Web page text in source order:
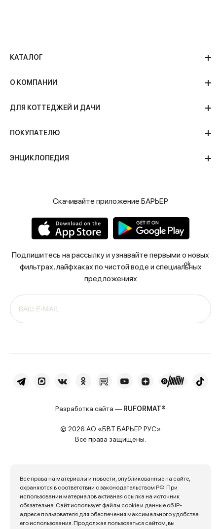
КАТАЛОГ
О КОМПАНИИ
ДЛЯ КОТТЕДЖЕЙ И ДАЧИ
ПОКУПАТЕЛЮ
ЭНЦИКЛОПЕДИЯ
Скачивайте приложение БАРЬЕР
Подпишитесь на рассылку и узнавайте первыми о новых
фильтрах, лайфхаках по чистой воде и специальных
предложениях
ok
Разработка сайта — RUFORMAT®
© 2026 АО «БВТ БАРЬЕР РУС»
Все права защищены.
Все права на материалы и новости, опубликованные на сайте,
охраняются в соответствии с законодательством РФ. При
использовании материалов активная ссылка на источник
обязательна. Сайт использует файлы cookie и данные об IP-
адресе пользователя для обеспечения максимального удобства
его использования. Продолжая пользоваться сайтом, вы